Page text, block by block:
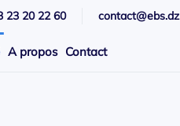
23 20 22 60 contact@ebs.dz
A propos Contact